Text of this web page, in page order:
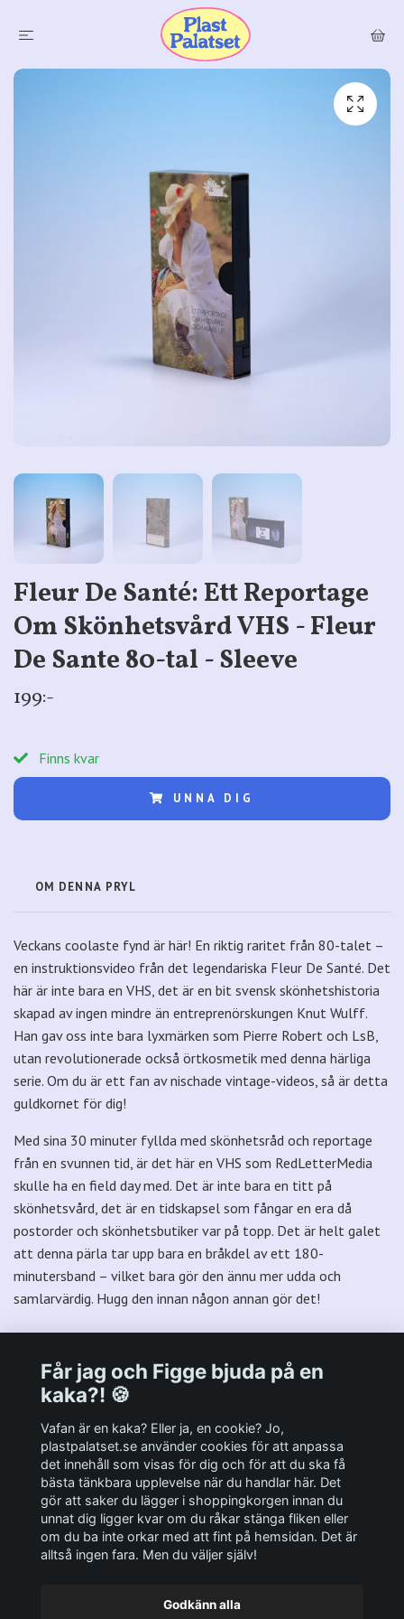
Fleur De Santé: Ett Reportage
Om Skönhetsvård VHS - Fleur
De Sante 80-tal - Sleeve
199:-
Finns kvar
UNNA DIG
OM DENNA PRYL
Veckans coolaste fynd är här! En riktig raritet från 80-talet –
en instruktionsvideo från det legendariska Fleur De Santé. Det
här är inte bara en VHS, det är en bit svensk skönhetshistoria
skapad av ingen mindre än entreprenörskungen Knut Wulff.
Han gav oss inte bara lyxmärken som Pierre Robert och LsB,
utan revolutionerade också örtkosmetik med denna härliga
serie. Om du är ett fan av nischade vintage-videos, så är detta
guldkornet för dig!
Med sina 30 minuter fyllda med skönhetsråd och reportage
från en svunnen tid, är det här en VHS som RedLetterMedia
skulle ha en field day med. Det är inte bara en titt på
skönhetsvård, det är en tidskapsel som fångar en era då
postorder och skönhetsbutiker var på topp. Det är helt galet
att denna pärla tar upp bara en bråkdel av ett 180-
minutersband – vilket bara gör den ännu mer udda och
samlarvärdig. Hugg den innan någon annan gör det!
Andra viktiga länkar:
Sociala medier
Får jag och Figge bjuda på en
kaka?! 🍪
Vafan är en kaka? Eller ja, en cookie? Jo,
plastpalatset.se använder cookies för att anpassa
det innehåll som visas för dig och för att du ska få
bästa tänkbara upplevelse när du handlar här. Det
gör att saker du lägger i shoppingkorgen innan du
unnat dig ligger kvar om du råkar stänga fliken eller
om du ba inte orkar med att fint på hemsidan. Det är
alltså ingen fara. Men du väljer själv!
Godkänn alla